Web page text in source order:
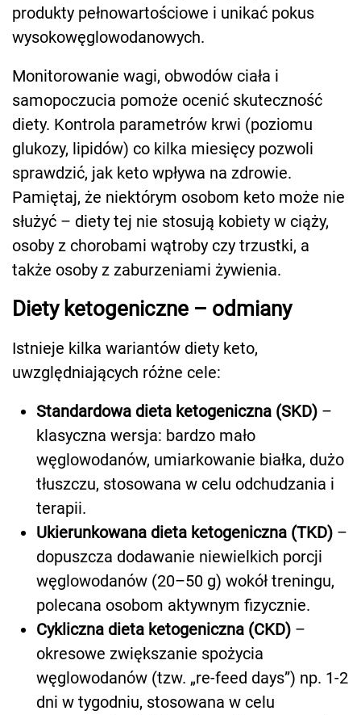
produkty pełnowartościowe i unikać pokus
wysokowęglowodanowych.
Monitorowanie wagi, obwodów ciała i
samopoczucia pomoże ocenić skuteczność
diety. Kontrola parametrów krwi (poziomu
glukozy, lipidów) co kilka miesięcy pozwoli
sprawdzić, jak keto wpływa na zdrowie.
Pamiętaj, że niektórym osobom keto może nie
służyć – diety tej nie stosują kobiety w ciąży,
osoby z chorobami wątroby czy trzustki, a
także osoby z zaburzeniami żywienia.
Diety ketogeniczne – odmiany
Istnieje kilka wariantów diety keto,
uwzględniających różne cele:
Standardowa dieta ketogeniczna (SKD) –
klasyczna wersja: bardzo mało
węglowodanów, umiarkowanie białka, dużo
tłuszczu, stosowana w celu odchudzania i
terapii.
Ukierunkowana dieta ketogeniczna (TKD) –
dopuszcza dodawanie niewielkich porcji
węglowodanów (20–50 g) wokół treningu,
polecana osobom aktywnym fizycznie.
Cykliczna dieta ketogeniczna (CKD) –
okresowe zwiększanie spożycia
węglowodanów (tzw. „re-feed days”) np. 1-2
dni w tygodniu, stosowana w celu